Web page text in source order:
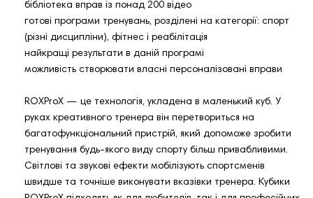
бібліотека вправ із понад 200 відео
готові програми тренувань, розділені на категорії: спорт
(різні дисципліни), фітнес і реабілітація
найкращі результати в даній програмі
можливість створювати власні персоналізовані вправи
ROXProX — це технологія, укладена в маленький куб. У
руках креативного тренера він перетвориться на
багатофункціональний пристрій, який допоможе зробити
тренування будь-якого виду спорту більш привабливими.
Світлові та звукові ефекти мобілізують спортсменів
швидше та точніше виконувати вказівки тренера. Кубики